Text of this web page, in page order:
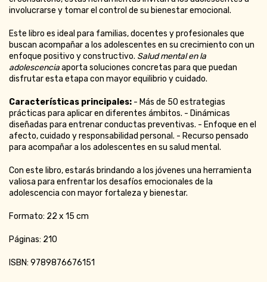
involucrarse y tomar el control de su bienestar emocional.
Este libro es ideal para familias, docentes y profesionales que
buscan acompañar a los adolescentes en su crecimiento con un
enfoque positivo y constructivo. Salud mental en la
adolescenciaaporta soluciones concretas para que puedan
disfrutar esta etapa con mayor equilibrio y cuidado.
Características principales: - Más de 50 estrategias
prácticas para aplicar en diferentes ámbitos. - Dinámicas
diseñadas para entrenar conductas preventivas. - Enfoque en el
afecto, cuidado y responsabilidad personal. - Recurso pensado
para acompañar a los adolescentes en su salud mental.
Con este libro, estarás brindando a los jóvenes una herramienta
valiosa para enfrentar los desafíos emocionales de la
adolescencia con mayor fortaleza y bienestar.
Formato: 22 x 15 cm
Páginas: 210
ISBN: 9789876676151